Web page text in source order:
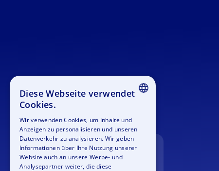
GERMAN
SPANISH
Diese Webseite verwendet
Cookies.
Wir verwenden Cookies, um Inhalte und
Anzeigen zu personalisieren und unseren
Datenverkehr zu analysieren. Wir geben
Informationen über Ihre Nutzung unserer
Website auch an unsere Werbe- und
Analysepartner weiter, die diese